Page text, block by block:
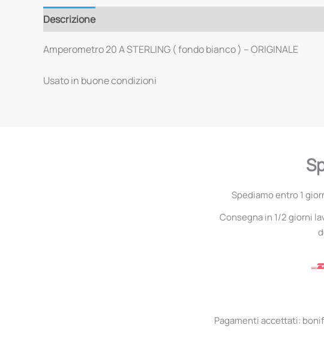
Descrizione
Amperometro 20 A STERLING ( fondo bianco ) – ORIGINALE
Usato in buone condizioni
Spediamo entro 1
Consegna in 1/2 giorni
Pagamenti accettati: